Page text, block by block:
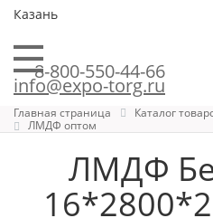
Казань
8-800-550-44-66
info@expo-torg.ru
Главная страница Каталог
ЛМДФ оптом
ЛМДФ